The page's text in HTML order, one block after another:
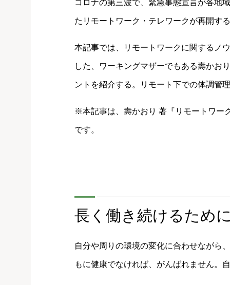
コロナの第三波で、緊急事態宣言が各地
たリモートワーク・テレワークが再開す
本記事では、リモートワークに関するノ
した、ワーキングマザーでもある壽かお
ントを紹介する。リモート下での体調管
※本記事は、壽かおり 著『リモートワー
です。
長く働き続けるため
自分や周りの環境の変化に合わせながら
もに健康でなければ、がんばれません。